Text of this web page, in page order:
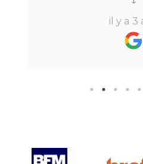
réactive, elle a
toutes mes
24h par
supplémentaire
il y a 3